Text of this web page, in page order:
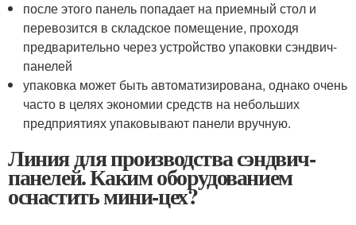
после этого панель попадает на приемный стол и
перевозится в складское помещение, проходя
предварительно через устройство упаковки сэндвич-
панелей
упаковка может быть автоматизирована, однако очень
часто в целях экономии средств на небольших
предприятиях упаковывают панели вручную.
Линия для производства сэндвич-
панелей. Каким оборудованием
оснастить мини-цех?